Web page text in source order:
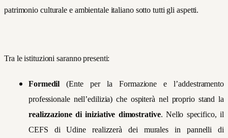
patrimonio culturale e ambientale italiano sotto tutti gli aspetti.
Tra le istituzioni saranno presenti:
Formedil (Ente per la Formazione e l’addestramento
professionale nell’edilizia) che ospiterà nel proprio stand la
realizzazione di iniziative dimostrative. Nello specifico, il
CEFS di Udine realizzerà dei murales in pannelli di